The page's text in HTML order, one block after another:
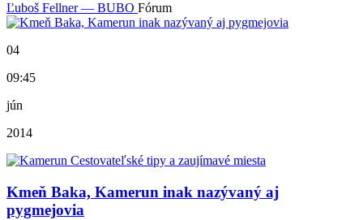
Ľuboš Fellner — BUBO Fórum
04
09:45
jún
2014
Kmeň Baka, Kamerun inak nazývaný aj
pygmejovia